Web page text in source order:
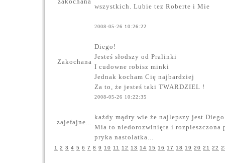
wszystkich. Lubie tez Roberte i Mie
Zakochana
2008-05-26 10:26:22
Diego!
Jesteś słodszy od Pralinki
I cudowne robisz minki
Jednak kocham Cię najbardziej
Za to, że jesteś taki TWARDZIEL !
zajefajne...
2008-05-26 10:22:35
każdy mądry wie że najlepszy jest Diego
Mia to niedorozwinięta i rozpieszczona
pryka nastolatka...
1 2 3 4 5 6 7 8 9 10 11 12 13 14 15 16 17 18 19 20 21 22